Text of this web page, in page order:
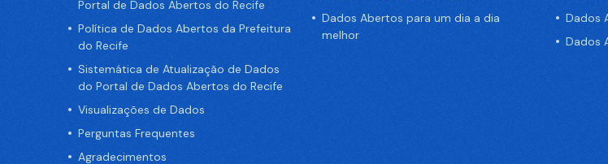
Portal de Dados Abertos do Recife
Política de Dados Abertos da Prefeitura
do Recife
Sistemática de Atualização de Dados
do Portal de Dados Abertos do Recife
Visualizações de Dados
Perguntas Frequentes
Agradecimentos
Dados Abertos para um dia a dia
melhor
Dados
Dados